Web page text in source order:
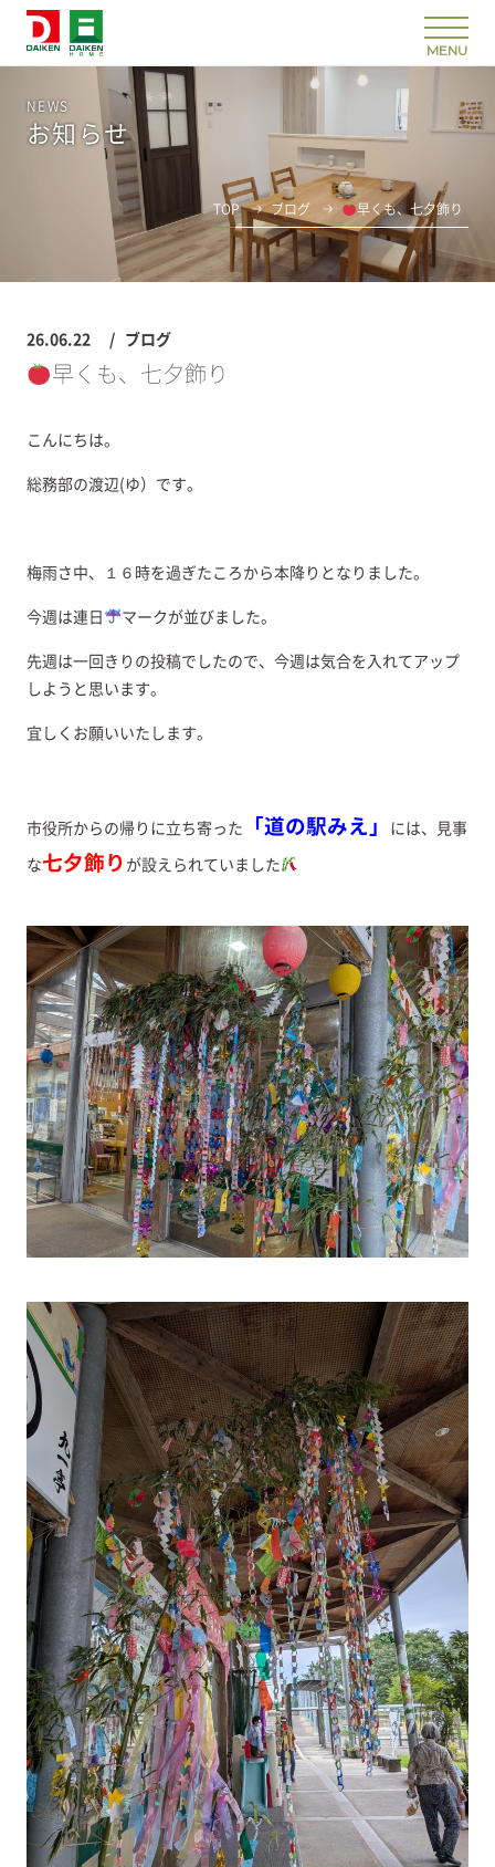
NEWS
お知らせ
TOP ブログ 早くも、七夕飾り
26.06.22 ブログ
早くも、七夕飾り
こんにちは。
総務部の渡辺(ゆ）です。
梅雨さ中、１６時を過ぎたころから本降りとなりました。
今週は連日 マークが並びました。
先週は一回きりの投稿でしたので、今週は気合を入れてアップ
しようと思います。
宜しくお願いいたします。
市役所からの帰りに立ち寄った 「道の駅みえ」 には、見事
な七夕飾り が設えられていました